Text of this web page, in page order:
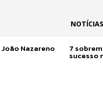
NOTÍCIAS
Nazareno 7
sucesso